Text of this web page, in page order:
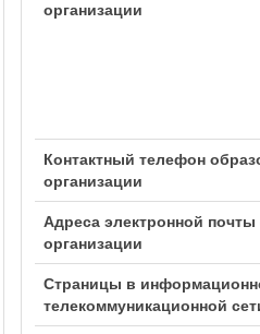
организации
Контактный телефон
организации
Адреса электронной
организации
Страницы в
телекоммуникационной